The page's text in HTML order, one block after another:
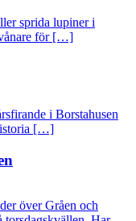
sprida lupiner i
för […]
i Borstahusen
[…]
över Gråen och